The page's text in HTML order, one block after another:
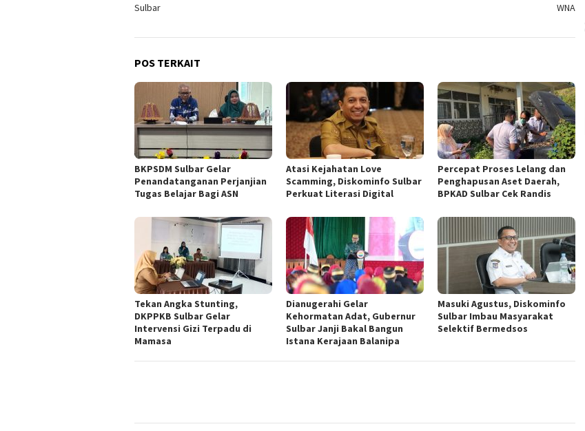
Sulbar
WNA
POS TERKAIT
BKPSDM Sulbar Gelar
Penandatanganan Perjanjian
Tugas Belajar Bagi ASN
Atasi Kejahatan Love
Scamming, Diskominfo Sulbar
Perkuat Literasi Digital
Percepat Proses Lelang dan
Penghapusan Aset Daerah,
BPKAD Sulbar Cek Randis
Tekan Angka Stunting,
DKPPKB Sulbar Gelar
Intervensi Gizi Terpadu di
Mamasa
Dianugerahi Gelar
Kehormatan Adat, Gubernur
Sulbar Janji Bakal Bangun
Istana Kerajaan Balanipa
Masuki Agustus, Diskominfo
Sulbar Imbau Masyarakat
Selektif Bermedsos